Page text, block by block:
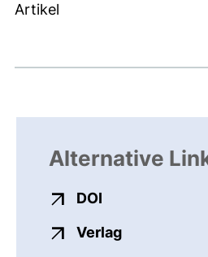
Artikel
Alternative
DOI
Verlagexterner